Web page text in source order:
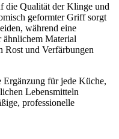
die Qualität der Klinge und
geformter Griff sorgt
während eine
ähnlichem Material
Rost und Verfärbungen
Ergänzung für jede Küche,
Lebensmitteln
professionelle